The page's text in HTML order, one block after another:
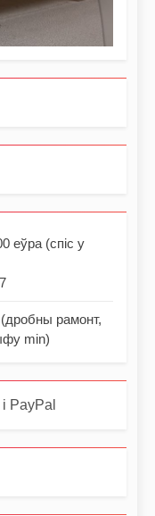
еўра (спіс у
рамонт,
min)
PayPal